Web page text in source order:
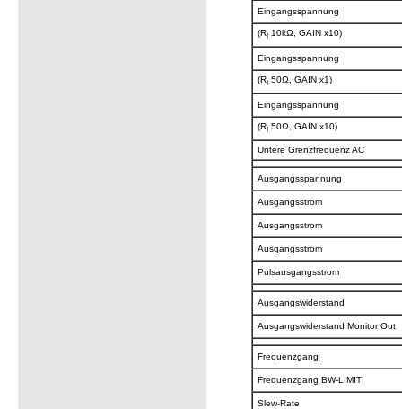
Eingangsspannung
(R 10kΩ, GAIN x10)
Eingangsspannung
(R 50Ω, GAIN x1)
Eingangsspannung
(R 50Ω, GAIN x10)
Untere Grenzfrequenz AC
Ausgangsspannung
Ausgangsstrom
Ausgangsstrom
Ausgangsstrom
Pulsausgangsstrom
Ausgangswiderstand
Ausgangswiderstand Monitor Out
Frequenzgang
Frequenzgang BW-LIMIT
Slew-Rate